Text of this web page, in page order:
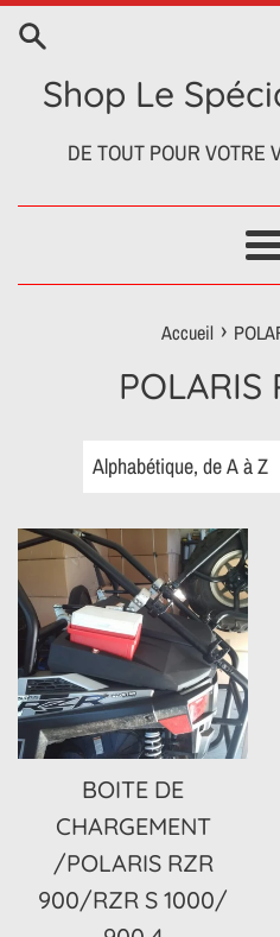
Passer
contenuShop Le
DE TOUT POUR VOTRE
Accueil ›
POLARIS
Trier
BOITE DE
CHARGEMENT
/POLARIS RZR
900/RZR S 1000/